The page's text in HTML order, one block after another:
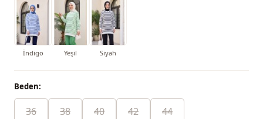
İndigo Yeşil Siyah
Beden:
36 38 40 42 44